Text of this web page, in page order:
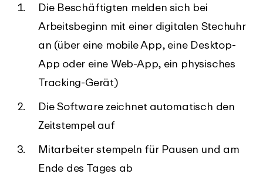
Die Beschäftigten melden sich bei
Arbeitsbeginn mit einer digitalen Stechuhr
an (über eine mobile App, eine Desktop-
App oder eine Web-App, ein physisches
Tracking-Gerät)
Die Software zeichnet automatisch den
Zeitstempel auf
Mitarbeiter stempeln für Pausen und am
Ende des Tages ab